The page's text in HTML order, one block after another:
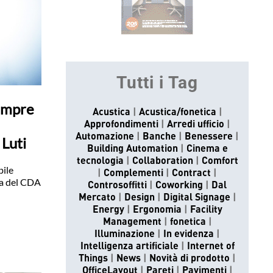
del CDA
Tutti i Tag
Acustica
Acustica/fonetica
Approfondimenti
Arredi ufficio
Automazione
Banche
Benessere
Building Automation
Cinema e
tecnologia
Collaboration
Comfort
Complementi
Contract
Controsoffitti
Coworking
Dal
Mercato
Design
Digital Signage
Energy
Ergonomia
Facility
Management
fonetica
Illuminazione
In evidenza
Intelligenza artificiale
Internet of
Things
News
Novità di prodotto